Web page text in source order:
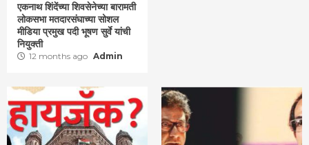
एकनाथ शिंदेंच्या शिवसेनेच्या बारामती
लोकसभा मतदारसंघाच्या सोशल
मीडिया प्रमुख पदी भूषण सुर्वे यांची
नियुक्ती
12 months ago Admin